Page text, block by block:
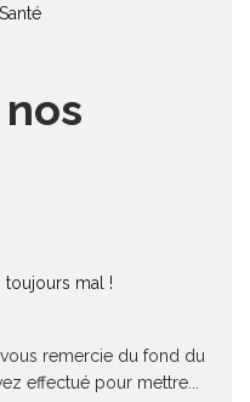
Santé
toujours mal !
remercie du fond du
effectué pour mettre...